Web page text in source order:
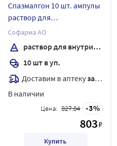
Спазмалгон 10 шт. ампулы
раствор для
внутримышечного
введения 5 мл
Софарма АО
раствор для внутримышечного введения
10 шт в уп.
Доставим в аптекузавтра
В наличии
Цена: 827.84 3
803₽
Купить